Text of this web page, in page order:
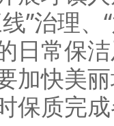
”治理
日常保
加快美
保质完